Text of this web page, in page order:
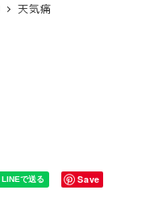
天気痛
Save